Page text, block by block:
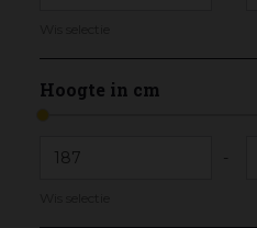
Hoogte in cm
-